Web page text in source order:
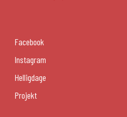
Facebook
Instagram
Helligdage
Projekt